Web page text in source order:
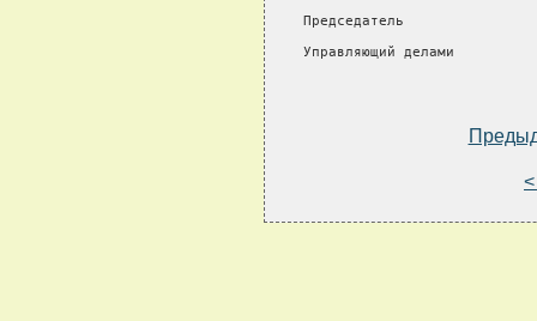
Председатель
Управляющий делами